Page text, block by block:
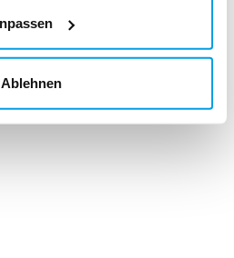
Ablehnen